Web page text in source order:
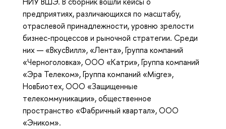
предприятиях, различающихся по масштабу,
отраслевой принадлежности, уровню зрелости
бизнес-процессов и рыночной стратегии. Среди
них — «ВкусВилл», «Лента», Группа компаний
«Черноголовка», ООО «Катри», Группа компаний
«Эра Телеком», Группа компаний «Migre»,
НовБиотех, ООО «Защищенные
телекоммуникации», общественное
пространство «Фабричный квартал», ООО
«Эником».